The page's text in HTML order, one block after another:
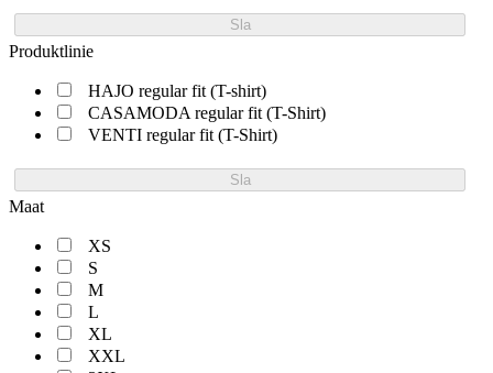
Sla
Produktlinie
HAJO regular fit (T-shirt)
CASAMODA regular fit (T-Shirt)
VENTI regular fit (T-Shirt)
Sla
Maat
XS
S
M
L
XL
XXL